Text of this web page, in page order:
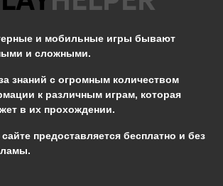
и мобильные игры бывают
и сложными.
знаний с огромным количеством
к различным играм, которая
в их прохождении.
предоставляется бесплатно и без